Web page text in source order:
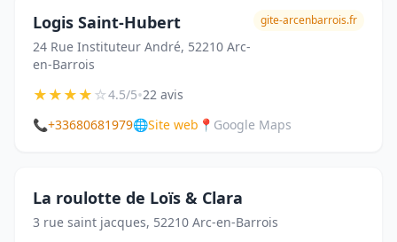
Logis Saint-Hubert
24 Rue Instituteur André, 52210 Arc-
en-Barrois
gite-arcenbarrois.fr
★★★★☆4.5/5•22 avis
📞+33680681979🌐Site web 📍 Google Maps
La roulotte de Loïs & Clara
3 rue saint jacques, 52210 Arc-en-Barrois